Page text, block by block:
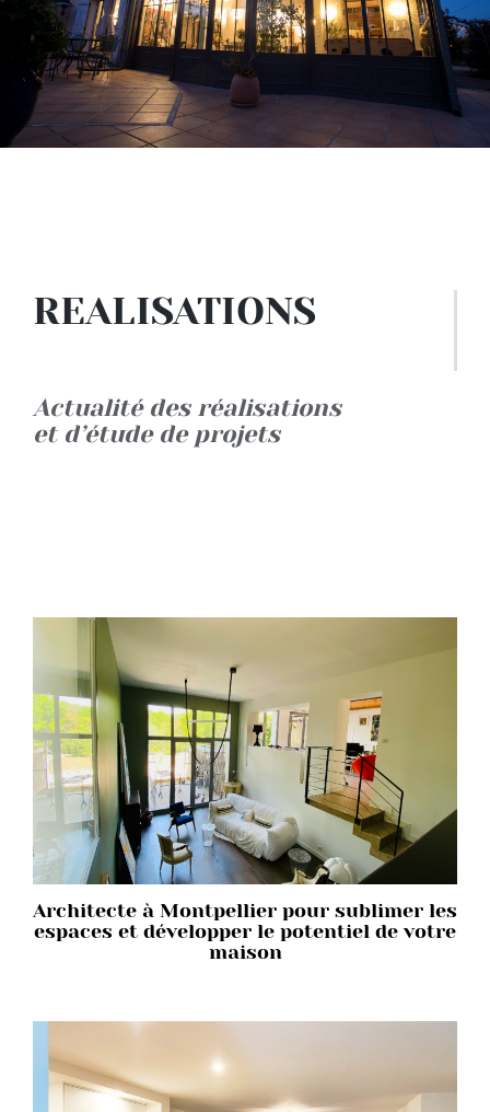
REALISATIONS
Actualité des réalisations
et d’étude de projets
Architecte à Montpellier pour sublimer les
espaces et développer le potentiel de votre
maison